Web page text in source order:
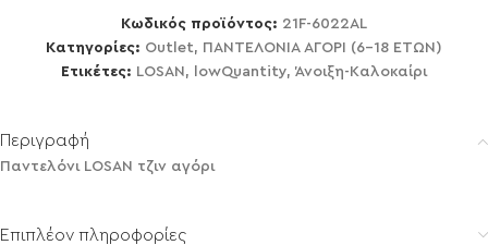
Κωδικός προϊόντος: 21F-6022AL
Κατηγορίες: Outlet, ΠΑΝΤΕΛΟΝΙΑ ΑΓΟΡΙ (6-18 ΕΤΩΝ)
Ετικέτες: LOSAN, lowQuantity, Άνοιξη-Καλοκαίρι
Περιγραφή
Παντελόνι LOSAN τζιν αγόρι
Επιπλέον πληροφορίες